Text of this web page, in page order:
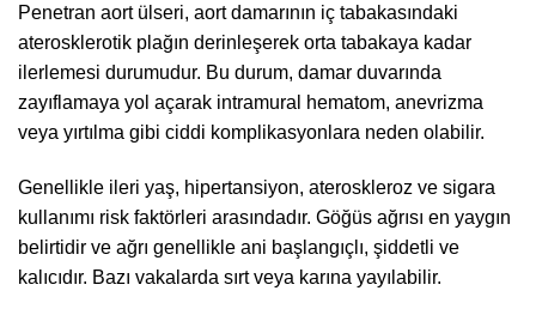
Penetran aort ülseri, aort damarının iç tabakasındaki
aterosklerotik plağın derinleşerek orta tabakaya kadar
ilerlemesi durumudur. Bu durum, damar duvarında
zayıflamaya yol açarak intramural hematom, anevrizma
veya yırtılma gibi ciddi komplikasyonlara neden olabilir.
Genellikle ileri yaş, hipertansiyon, ateroskleroz ve sigara
kullanımı risk faktörleri arasındadır. Göğüs ağrısı en yaygın
belirtidir ve ağrı genellikle ani başlangıçlı, şiddetli ve
kalıcıdır. Bazı vakalarda sırt veya karına yayılabilir.